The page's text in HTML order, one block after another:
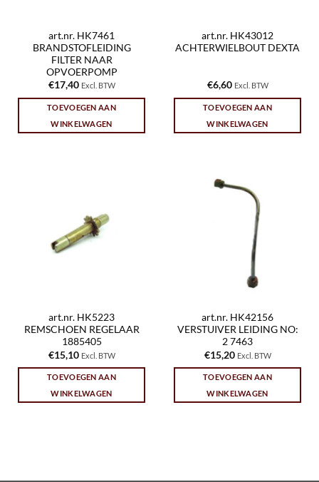
art.nr. HK7461
BRANDSTOFLEIDING
FILTER NAAR
OPVOERPOMP
€17,40 Excl. BTW
TOEVOEGEN AAN
WINKELWAGEN
art.nr. HK43012
ACHTERWIELBOUT DEXTA
€6,60 Excl. BTW
TOEVOEGEN AAN
WINKELWAGEN
art.nr. HK5223
REMSCHOEN REGELAAR
1885405
€15,10 Excl. BTW
TOEVOEGEN AAN
WINKELWAGEN
art.nr. HK42156
VERSTUIVER LEIDING NO:
2 7463
€15,20 Excl. BTW
TOEVOEGEN AAN
WINKELWAGEN